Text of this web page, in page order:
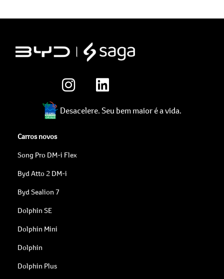
Desacelere. Seu bem maior é a vida.
Carros novos
Song Pro DM-i Flex
Byd Atto 2 DM-i
Byd Sealion 7
Dolphin SE
Dolphin Mini
Dolphin
Dolphin Plus